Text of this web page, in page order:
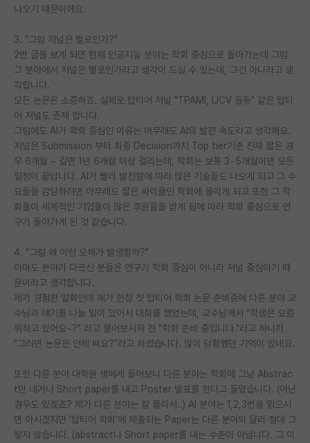
나오기 때문이에요.
3. "그럼 저널은 별로인가?"
2번 글을 보게 되면 현재 인공지능 분야는 학회 중심으로 돌아가는데 그럼
그 분야에서 저널은 별로인가라고 생각이 드실 수 있는데, 그건 아니라고 생
각합니다.
모든 논문은 소중하죠. 실제로 탑티어 저널 "TPAMI, IJCV 등등" 같은 탑티
어 저널도 존재 합니다.
그럼에도 AI가 학회 중심인 이유는 아무래도 AI의 발전 속도라고 생각해요.
저널은 Submission 부터 최종 Decision까지 Top tier기준 진짜 짧은 경
우 6개월 ~ 길면 1년 6개월 이상 걸리는데, 학회는 보통 3~5개월이면 모든
일정이 끝납니다. AI가 빨리 발전함에 따라 많은 기술들도 나오게 되고 그 수
요들을 감당하려면 아무래도 짧은 싸이클인 학회에 몰리게 되고 또한 그 학
회들이 세계적인 기업들이 많은 후원들을 받게 됨에 따라 학회 중심으로 연
구가 돌아가게 된 것 같습니다.
4. "그럼 왜 이런 오해가 발생할까?"
아마도 분야가 다르신 분들은 연구가 학회 중심이 아니라 저널 중심이기 때
문이라고 생각합니다.
제가 경험한 일화인데 제가 한창 첫 탑티어 학회 논문 준비중에 다른 분야 교
수님과 얘기를 나눌 일이 있어서 대화를 했었는데, 교수님께서 "학생은 요즘
뭐하고 있어요~?" 라고 물어보시자 전 "학회 준비 중입니다."라고 하니까.
"그러면 논문은 언제 써요?"라고 하셨습니다. 많이 당황했던 기억이 있네요.
또한 다른 분야 대학원 생에게 들어보니 다른 분야는 학회에 그냥 Abstrac
t만 내거나 Short paper를 내고 Poster 발표를 한다고 들었습니다. (아닌
경우도 있겠죠? 제가 다른 분야는 잘 몰라서..) AI 분야는 1,2,3번을 읽으시
면 아시겠지만 '탑티어 학회'에 제출되는 Paper는 다른 분야와 달리 절대 그
렇지 않습니다. (abstract나 Short paper를 내는 수준이 아닙니다. 그 이